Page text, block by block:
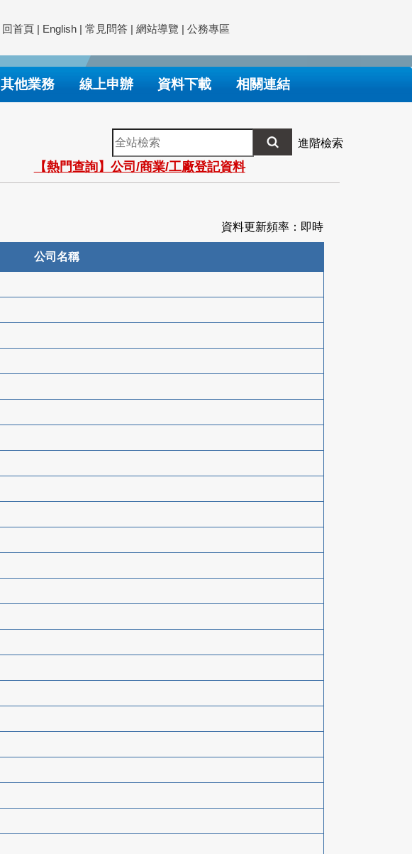
回首頁 | English | 常見問答 | 網站導覽 | 公務專區
其他業務 線上申辦 資料下載 相關連結
全
站
檢
索
進階檢索
【熱門查詢】公司/商業/工廠登記資料
資料更新頻率：即時
公司名稱